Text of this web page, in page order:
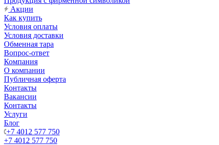
Акции
Как купить
Условия оплаты
Условия доставки
Обменная тара
Вопрос-ответ
Компания
О компании
Публичная оферта
Контакты
Вакансии
Контакты
Услуги
Блог
+7 4012 577 750
+7 4012 577 750